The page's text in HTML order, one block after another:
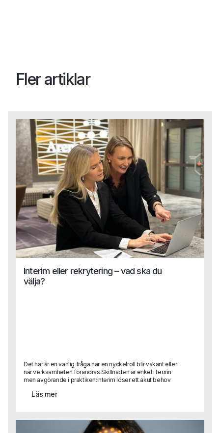
Fler artiklar
Interim eller rekrytering – vad ska du
välja?
Det här är en vanlig fråga när en nyckelroll blir vakant eller
när verksamheten förändras.Skillnaden är enkel i teorin
men avgörande i praktiken:Interim löser ett akut behov
bygger för framtiden.Det handlar inte om vilket som är
Läs mer